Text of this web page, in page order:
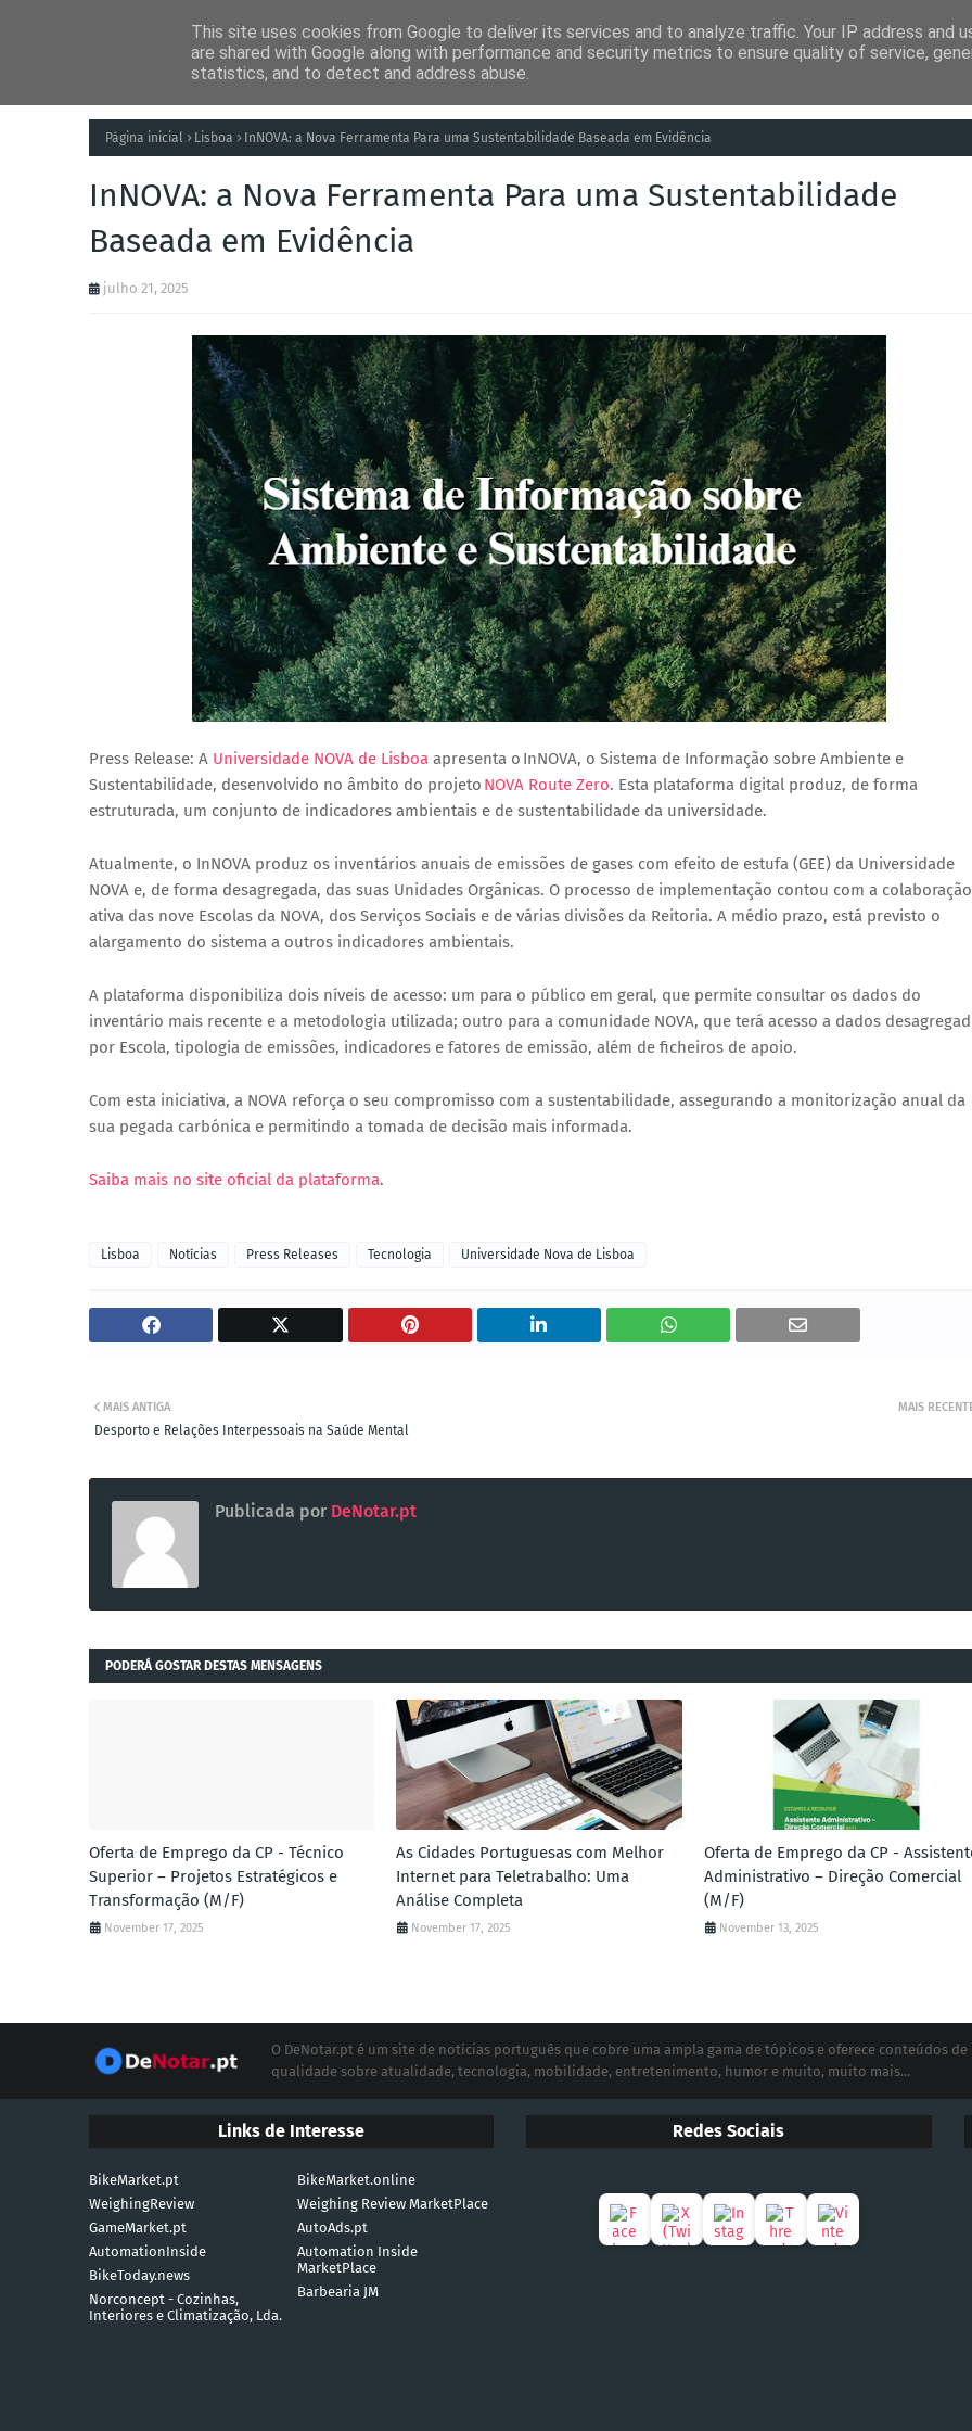
Notícias Tecnologia Análises Entretenimento Humor Saúde
Página inicial Lisboa InNOVA: a Nova Ferramenta Para uma Sustentabilidade Baseada em Evidência
InNOVA: a Nova Ferramenta Para uma Sustentabilidade
Baseada em Evidência
julho 21, 2025
Press Release: A Universidade NOVA de Lisboa apresenta o InNOVA, o Sistema de Informação sobre Ambiente e
Sustentabilidade, desenvolvido no âmbito do projeto NOVA Route Zero. Esta plataforma digital produz, de forma
estruturada, um conjunto de indicadores ambientais e de sustentabilidade da universidade.
Atualmente, o InNOVA produz os inventários anuais de emissões de gases com efeito de estufa (GEE) da Universidade
NOVA e, de forma desagregada, das suas Unidades Orgânicas. O processo de implementação contou com a colaboração
ativa das nove Escolas da NOVA, dos Serviços Sociais e de várias divisões da Reitoria. A médio prazo, está previsto o
alargamento do sistema a outros indicadores ambientais.
A plataforma disponibiliza dois níveis de acesso: um para o público em geral, que permite consultar os dados do
inventário mais recente e a metodologia utilizada; outro para a comunidade NOVA, que terá acesso a dados
por Escola, tipologia de emissões, indicadores e fatores de emissão, além de ficheiros de apoio.
Com esta iniciativa, a NOVA reforça o seu compromisso com a sustentabilidade, assegurando a monitorização anual da
sua pegada carbónica e permitindo a tomada de decisão mais informada.
Saiba mais no site oficial da plataforma.
Lisboa Notícias Press Releases Tecnologia Universidade Nova de Lisboa
MAIS
MAIS ANTIGA
Desporto e Relações Interpessoais na Saúde Mental
Publicada por DeNotar.pt
PODERÁ GOSTAR DESTAS MENSAGENS
Oferta de Emprego da CP - Técnico
Superior – Projetos Estratégicos e
Transformação (M/F)
November 17, 2025
As Cidades Portuguesas com Melhor
Internet para Teletrabalho: Uma
Análise Completa
November 17, 2025
Oferta de Emprego da CP -
Administrativo – Direção Comercial
(M/F)
November 13, 2025
O DeNotar.pt é um site de notícias português que cobre uma ampla gama de tópicos e oferece conteúdos de
qualidade sobre atualidade, tecnologia, mobilidade, entretenimento, humor e muito, muito mais...
Links de Interesse
BikeMarket.pt
BikeMarket.online
WeighingReview
Weighing Review MarketPlace
GameMarket.pt
AutoAds.pt
AutomationInside
Automation Inside
MarketPlace
BikeToday.news
Barbearia JM
Norconcept - Cozinhas,
Interiores e Climatização, Lda.
Redes Sociais
This site uses cookies from Google to deliver its services and to analyze traffic. Your IP address and
are shared with Google along with performance and security metrics to ensure quality of service,
statistics, and to detect and address abuse.